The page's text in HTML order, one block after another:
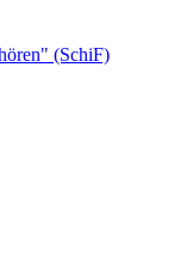
(SchiF)